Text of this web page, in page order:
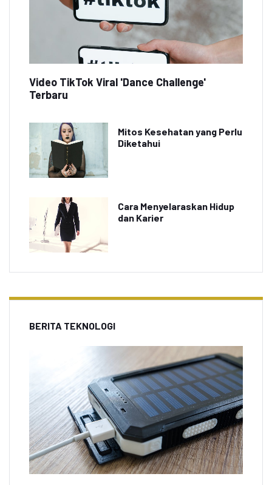
Video TikTok Viral 'Dance Challenge'
Terbaru
Mitos Kesehatan yang Perlu
Diketahui
Cara Menyelaraskan Hidup
dan Karier
BERITA TEKNOLOGI